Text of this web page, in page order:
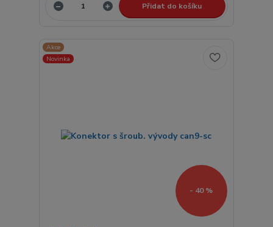
Přidat do košíku
Akce
Novinka
- 40 %